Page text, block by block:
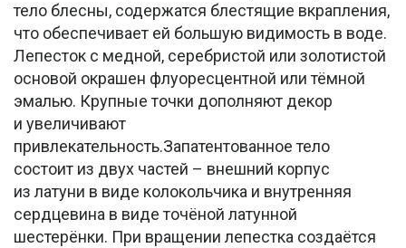
тело блесны, содержатся блестящие вкрапления,
что обеспечивает ей большую видимость в воде.
Лепесток с медной, серебристой или золотистой
основой окрашен флуоресцентной или тёмной
эмалью. Крупные точки дополняют декор
и увеличивают
привлекательность.Запатентованное тело
состоит из двух частей – внешний корпус
из латуни в виде колокольчика и внутренняя
сердцевина в виде точёной латунной
шестерёнки. При вращении лепестка создаётся